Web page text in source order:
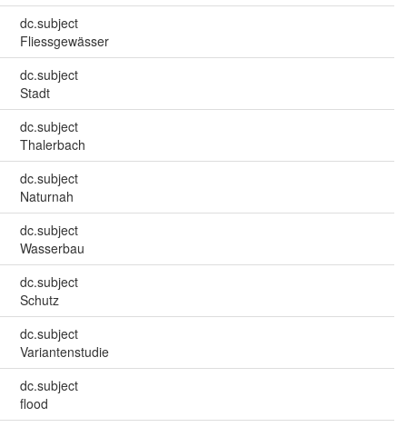
dc.subject
Fliessgewässer
dc.subject
Stadt
dc.subject
Thalerbach
dc.subject
Naturnah
dc.subject
Wasserbau
dc.subject
Schutz
dc.subject
Variantenstudie
dc.subject
flood